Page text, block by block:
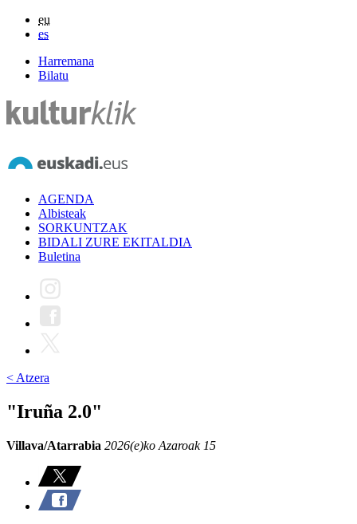
eu
es
Harremana
Bilatu
AGENDA
Albisteak
SORKUNTZAK
BIDALI ZURE EKITALDIA
Buletina
< Atzera
"Iruña 2.0"
Villava/Atarrabia 2026(e)ko Azaroak 15